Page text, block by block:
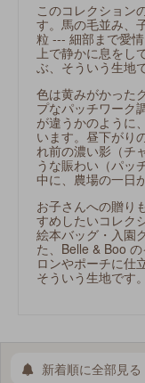
このコレクション
す。馬の毛並み、
粒 --- 細部まで愛
上で静かに息をし
ぶ、そういう生地
色は黄みがかった
プなパッチワーク
が違うかのように
います。昼下がり
れ前の濃い影（チ
うな賑わい（パッ
中に、農場の一日
お子さんへの贈り
すめしたいコレク
絵本バッグ・入園
た、Belle & Boo
ロンやポーチに仕
そういう生地です。
新着順に全部見る